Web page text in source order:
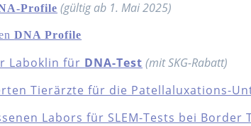
Profile (gültig ab 1. Mai 2025)
DNA Profile
Laboklin für DNA-Test (mit SKG-Rabatt)
Tierärzte für die Patellaluxations-
Labors für SLEM-Tests bei Border